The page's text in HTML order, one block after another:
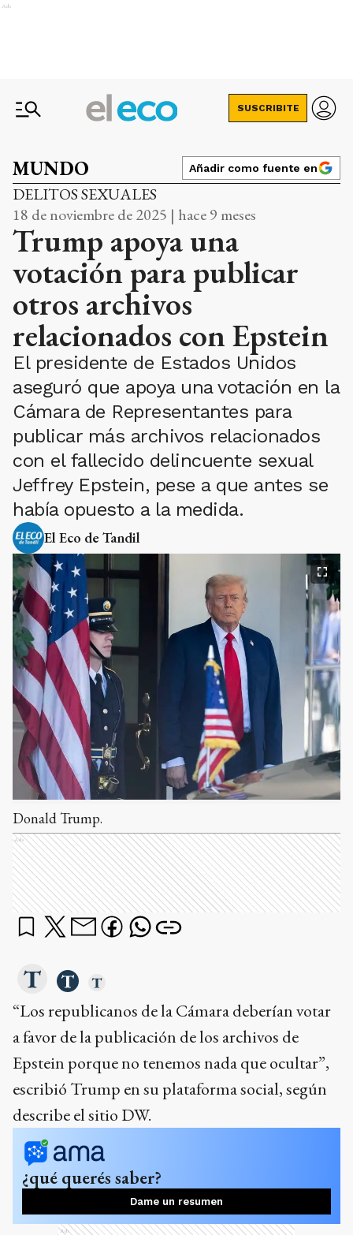
Ads
SUSCRIBITE
MUNDO Añadir como fuente en
DELITOS SEXUALES
18 de noviembre de 2025 | hace 9 meses
Trump apoya una
votación para publicar
otros archivos
relacionados con Epstein
El presidente de Estados Unidos
aseguró que apoya una votación en la
Cámara de Representantes para
publicar más archivos relacionados
con el fallecido delincuente sexual
Jeffrey Epstein, pese a que antes se
había opuesto a la medida.
El Eco de Tandil
Donald Trump.
Ads
“Los republicanos de la Cámara deberían votar
a favor de la publicación de los archivos de
Epstein porque no tenemos nada que ocultar”,
escribió Trump en su plataforma social, según
describe el sitio DW.
¿qué querés saber?
Dame un resumen
Ads